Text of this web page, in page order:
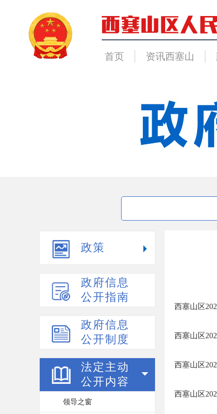
首页 资讯西塞山
政策
政府信息
公开指南
政府信息
公开制度
法定主动
公开内容
领导之窗
西塞山区
西塞山区
西塞山区
西塞山区